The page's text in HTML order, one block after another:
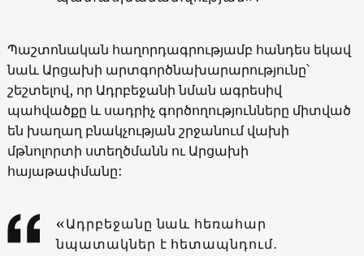
Պաշտոնական հաղորդագրությամբ հանդես եկավ
նաև Արցախի արտգործնախարարությունը՝
շեշտելով, որ Ադրբեջանի նման ագրեսիվ
պահվածքը և սադրիչ գործողությունները միտված
են խաղաղ բնակչության շրջանում վախի
մթնոլորտի ստեղծմանն ու Արցախի
հայաթափմանը:
«Ադրբեջանը նաև հեռահար
նպատակներ է հետապնդում․